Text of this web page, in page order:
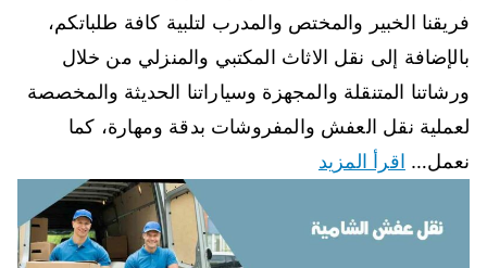
فريقنا الخبير والمختص والمدرب لتلبية كافة طلباتكم،
بالإضافة إلى نقل الاثاث المكتبي والمنزلي من خلال
ورشاتنا المتنقلة والمجهزة وسياراتنا الحديثة والمخصصة
لعملية نقل العفش والمفروشات بدقة ومهارة، كما
نعمل… اقرأ المزيد